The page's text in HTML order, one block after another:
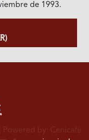
de 1993.
| Powered by: Cenicafé